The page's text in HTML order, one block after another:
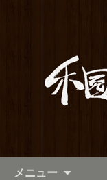
和元から
わった炭
ます。2階
もご利用
メニュー